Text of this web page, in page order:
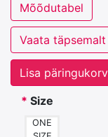
Mõõdutabel
Vaata täpsemalt
Lisa
* Size
ONE